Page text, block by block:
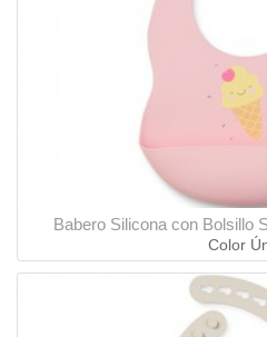
Babero Silicona con Bolsillo
Color